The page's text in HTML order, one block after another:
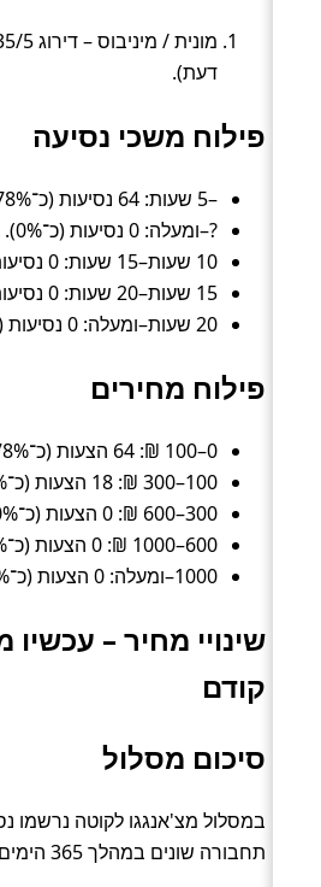
דעת).
פילוח משכי נסיעה
–5 שעות: 64 נסיעות (כ־78%).
?–ומעלה: 0 נסיעות (כ־0%).
10 שעות–15 שעות: 0 נסיעות (כ־0%).
15 שעות–20 שעות: 0 נסיעות (כ־0%).
20 שעות–ומעלה: 0 נסיעות (כ־0%).
פילוח מחירים
0–100 ₪: 64 הצעות (כ־78%).
100–300 ₪: 18 הצעות (כ־22%).
300–600 ₪: 0 הצעות (כ־0%).
600–1000 ₪: 0 הצעות (כ־0%).
1000–ומעלה: 0 הצעות (כ־0%).
שינויי מחיר – עכשיו
קודם
סיכום מסלול
תחבורה שונים במהלך 365 הימים האחרונים.